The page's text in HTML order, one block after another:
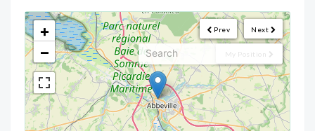
Next
Prev
My Position
<!---->
+
−